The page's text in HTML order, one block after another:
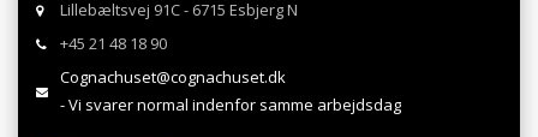
Lillebæltsvej 91C - 6715 Esbjerg N
+45 21 48 18 90
Cognachuset@cognachuset.dk
- Vi svarer normal indenfor samme arbejdsdag